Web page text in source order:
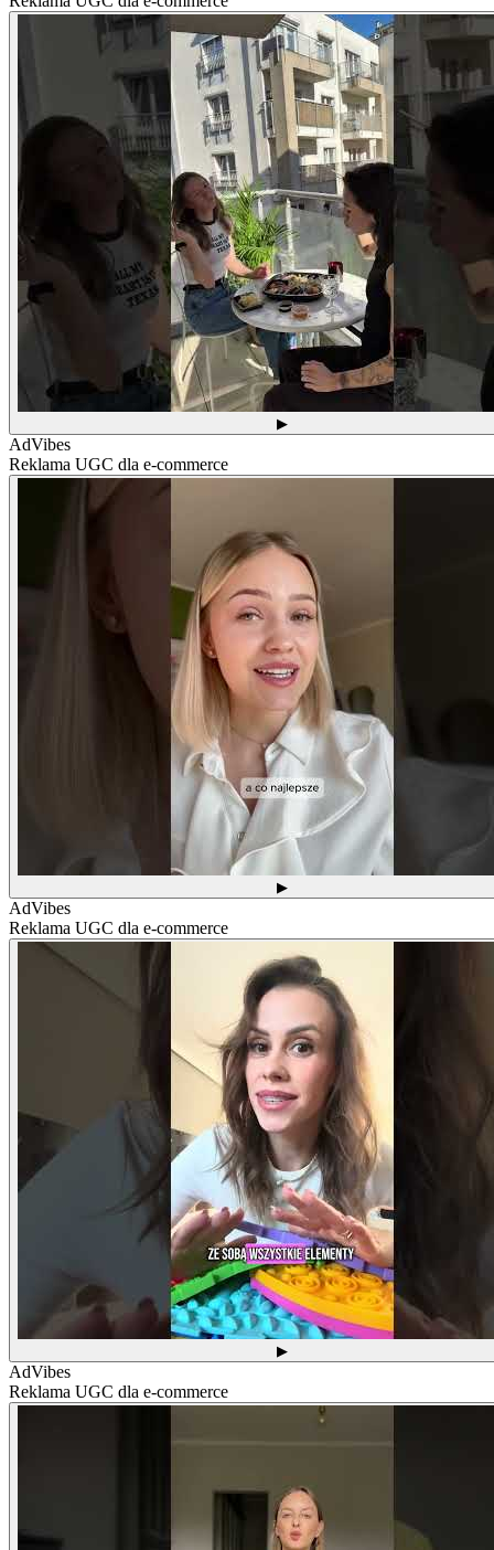
▶
AdVibes
Reklama UGC dla e-commerce
▶
AdVibes
Reklama UGC dla e-commerce
▶
AdVibes
Reklama UGC dla e-commerce